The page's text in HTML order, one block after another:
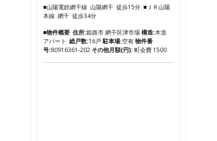
■山陽電鉄網干線 山陽網干 徒歩15分 ■ＪＲ山陽
本線 網干 徒歩34分
■物件概要 住所:姫路市 網干区津市場構造:木造
アパート 総戸数:16戸駐車場:空有物件番
号:80916361-202 その他月額(円): 町会費 1500